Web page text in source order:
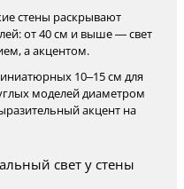
стены раскрывают
от 40 см и выше — свет
а акцентом.
10–15 см для
моделей диаметром
акцент на
свет у стены